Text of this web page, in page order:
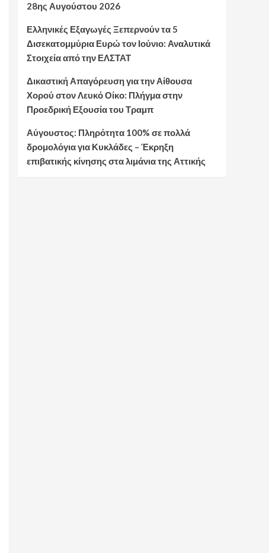
28ης Αυγούστου 2026
Ελληνικές Εξαγωγές Ξεπερνούν τα 5
Δισεκατομμύρια Ευρώ τον Ιούνιο: Αναλυτικά
Στοιχεία από την ΕΛΣΤΑΤ
Δικαστική Απαγόρευση για την Αίθουσα
Χορού στον Λευκό Οίκο: Πλήγμα στην
Προεδρική Εξουσία του Τραμπ
Αύγουστος: Πληρότητα 100% σε πολλά
δρομολόγια για Κυκλάδες – Έκρηξη
επιβατικής κίνησης στα λιμάνια της Αττικής